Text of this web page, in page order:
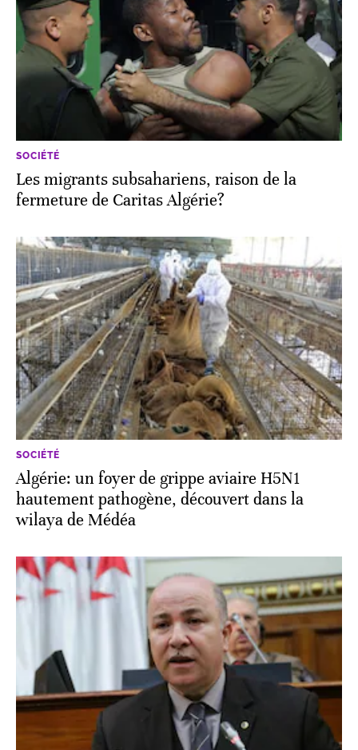
SOCIÉTÉ
Les migrants subsahariens, raison de la
fermeture de Caritas Algérie?
SOCIÉTÉ
Algérie: un foyer de grippe aviaire H5N1
hautement pathogène, découvert dans la
wilaya de Médéa